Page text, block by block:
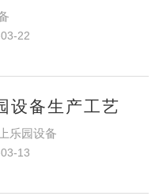
22
设备生产工艺
乐园设备
13